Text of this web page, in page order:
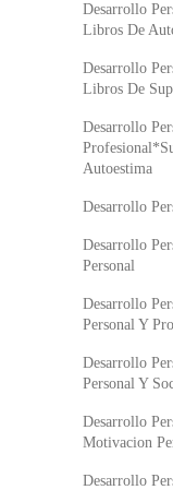
Desarrollo
Libros De
Desarrollo
Libros De
Desarrollo
Autoestima
Desarrollo
Desarrollo
Personal
Desarrollo
Personal Y
Desarrollo
Personal Y
Desarrollo
Motivacion
Desarrollo